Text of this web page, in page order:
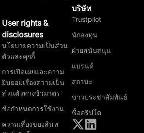
User rights &
disclosures
นโยบายความเป็นส่วน
ตัวและคุกกี้
การเปิดเผยและความ
ยินยอมเรื่องความเป็น
ส่วนตัวทางชีวมาตร
ข้อกำหนดการใช้งาน
ความเสี่ยงของสินท
บริษัท
Trustpilot
นักลงทุน
ฝ่ายสนับสนุน
แบรนด์
สถานะ
ข่าวประชาสัมพันธ์
ซื้อคริปโต